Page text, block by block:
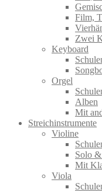
Film,
Zwei
Keyboard
Orgel
Alben
Mit
Streichinstrumente
Violine
Solo
Mit
Viola